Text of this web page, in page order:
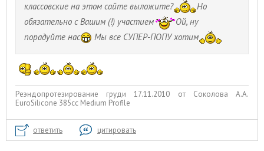
классовские на этом сайте выложите?
Но
обязательно с Вашим (!) участием
Ой, ну
порадуйте нас
Мы все СУПЕР-ПОПУ хотим
Реэндопротезирование груди 17.11.2010 от Соколова А.А.
EuroSilicone 385сс Medium Profile
ответить цитировать